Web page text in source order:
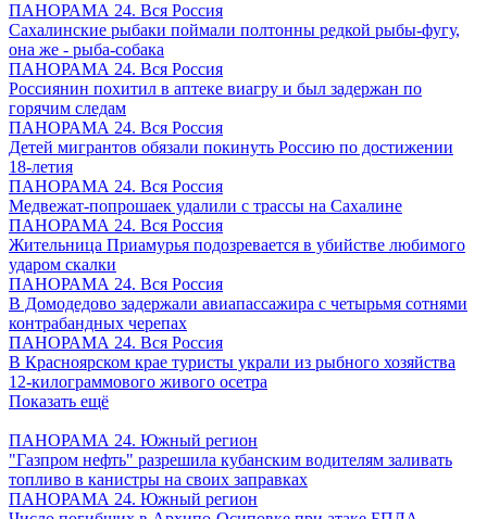
ПАНОРАМА 24. Вся Россия
Сахалинские рыбаки поймали полтонны редкой рыбы-фугу,
она же - рыба-собака
ПАНОРАМА 24. Вся Россия
Россиянин похитил в аптеке виагру и был задержан по
горячим следам
ПАНОРАМА 24. Вся Россия
Детей мигрантов обязали покинуть Россию по достижении
18-летия
ПАНОРАМА 24. Вся Россия
Медвежат-попрошаек удалили с трассы на Сахалине
ПАНОРАМА 24. Вся Россия
Жительница Приамурья подозревается в убийстве любимого
ударом скалки
ПАНОРАМА 24. Вся Россия
В Домодедово задержали авиапассажира с четырьмя сотнями
контрабандных черепах
ПАНОРАМА 24. Вся Россия
В Красноярском крае туристы украли из рыбного хозяйства
12-килограммового живого осетра
Показать ещё
ПАНОРАМА 24. Южный регион
"Газпром нефть" разрешила кубанским водителям заливать
топливо в канистры на своих заправках
ПАНОРАМА 24. Южный регион